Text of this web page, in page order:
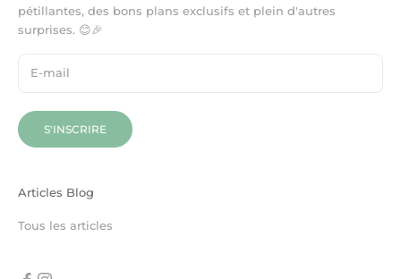
pétillantes, des bons plans exclusifs et plein d'autres
surprises. 😊🎉
S'INSCRIRE
Articles Blog
Tous les articles